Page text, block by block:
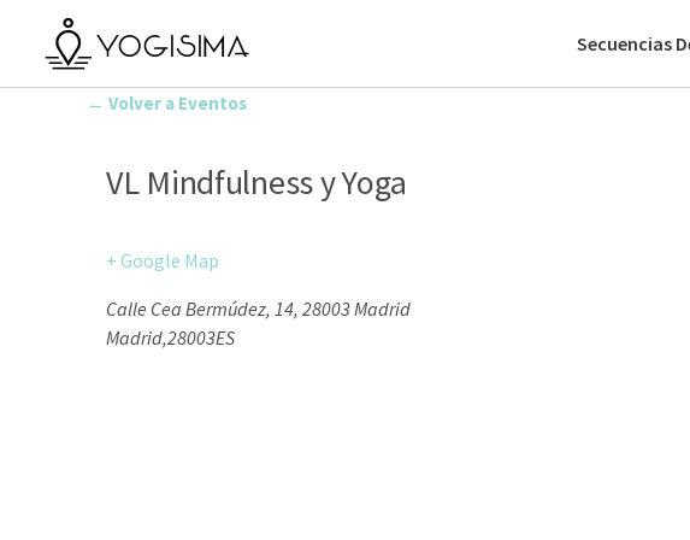
Secuencias
← Volver a Eventos
VL Mindfulness y Yoga
+ Google Map
Calle Cea Bermúdez, 14, 28003 Madrid
Madrid,28003ES